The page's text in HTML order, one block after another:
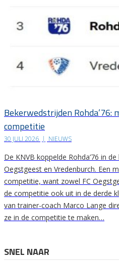
Bekerwedstrijden Rohda’76:
competitie
30 JULI 2026 | NIEUWS
De KNVB koppelde Rohda’76 in
Oegstgeest en Vredenburch. Een
competitie, want zowel FC
de competitie ook uit in de derde
van trainer-coach Marco Lange
ze in de competitie te maken…
SNEL NAAR